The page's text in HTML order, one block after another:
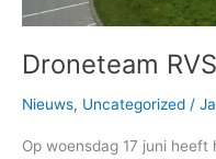
Droneteam
Nieuws, Uncategorized /
Op woensdag 17 juni